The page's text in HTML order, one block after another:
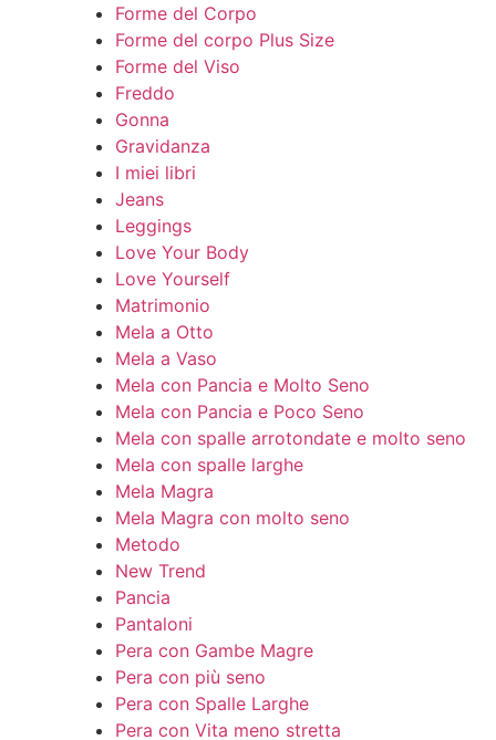
Forme del Corpo
Forme del corpo Plus Size
Forme del Viso
Freddo
Gonna
Gravidanza
I miei libri
Jeans
Leggings
Love Your Body
Love Yourself
Matrimonio
Mela a Otto
Mela a Vaso
Mela con Pancia e Molto Seno
Mela con Pancia e Poco Seno
Mela con spalle arrotondate e molto seno
Mela con spalle larghe
Mela Magra
Mela Magra con molto seno
Metodo
New Trend
Pancia
Pantaloni
Pera con Gambe Magre
Pera con più seno
Pera con Spalle Larghe
Pera con Vita meno stretta